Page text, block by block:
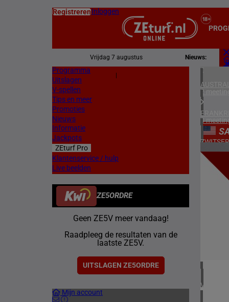
RegistrerenInloggen
Vrijdag 7 augustus Nieuws:
Programma
Uitslagen
V-spellen
Tips en meer
Promoties
Nieuws
Informatie
Jackpots
ZEturf Pro
Klantenservice / hulp
Live beelden
ZE5ORDRE
Geen ZE5V meer vandaag!
Raadpleeg de resultaten van de
laatste ZE5V.
UITSLAGEN ZE5ORDRE
Mijn account
2
4
ZWEDEN
3
1
4
7
25/08/